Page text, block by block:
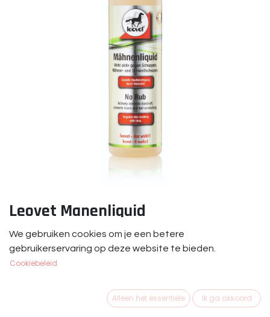
Leovet Manenliquid
Leovet Manenliquid 500 ml.
€19,45
We gebruiken cookies om je een betere
gebruikerservaring op deze website te bieden.
Cookiebeleid
Alleen het essentiële Ik ga akkoord